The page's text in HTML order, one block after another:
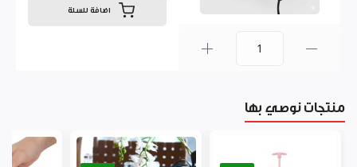
اضافة للسلة
منتجات نوصي بها